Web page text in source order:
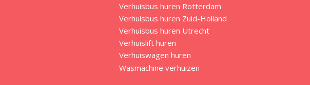
Verhuisbus huren Rotterdam
Verhuisbus huren Zuid-Holland
Verhuisbus huren Utrecht
Verhuislift huren
Verhuiswagen huren
Wasmachine verhuizen